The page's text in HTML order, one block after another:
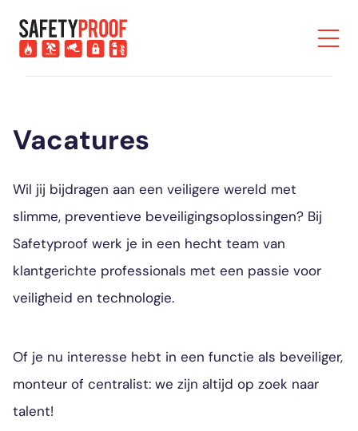
Vacatures
Wil jij bijdragen aan een veiligere wereld met
slimme, preventieve beveiligingsoplossingen? Bij
Safetyproof werk je in een hecht team van
klantgerichte professionals met een passie voor
veiligheid en technologie.
Of je nu interesse hebt in een functie als beveiliger,
monteur of centralist: we zijn altijd op zoek naar
talent!